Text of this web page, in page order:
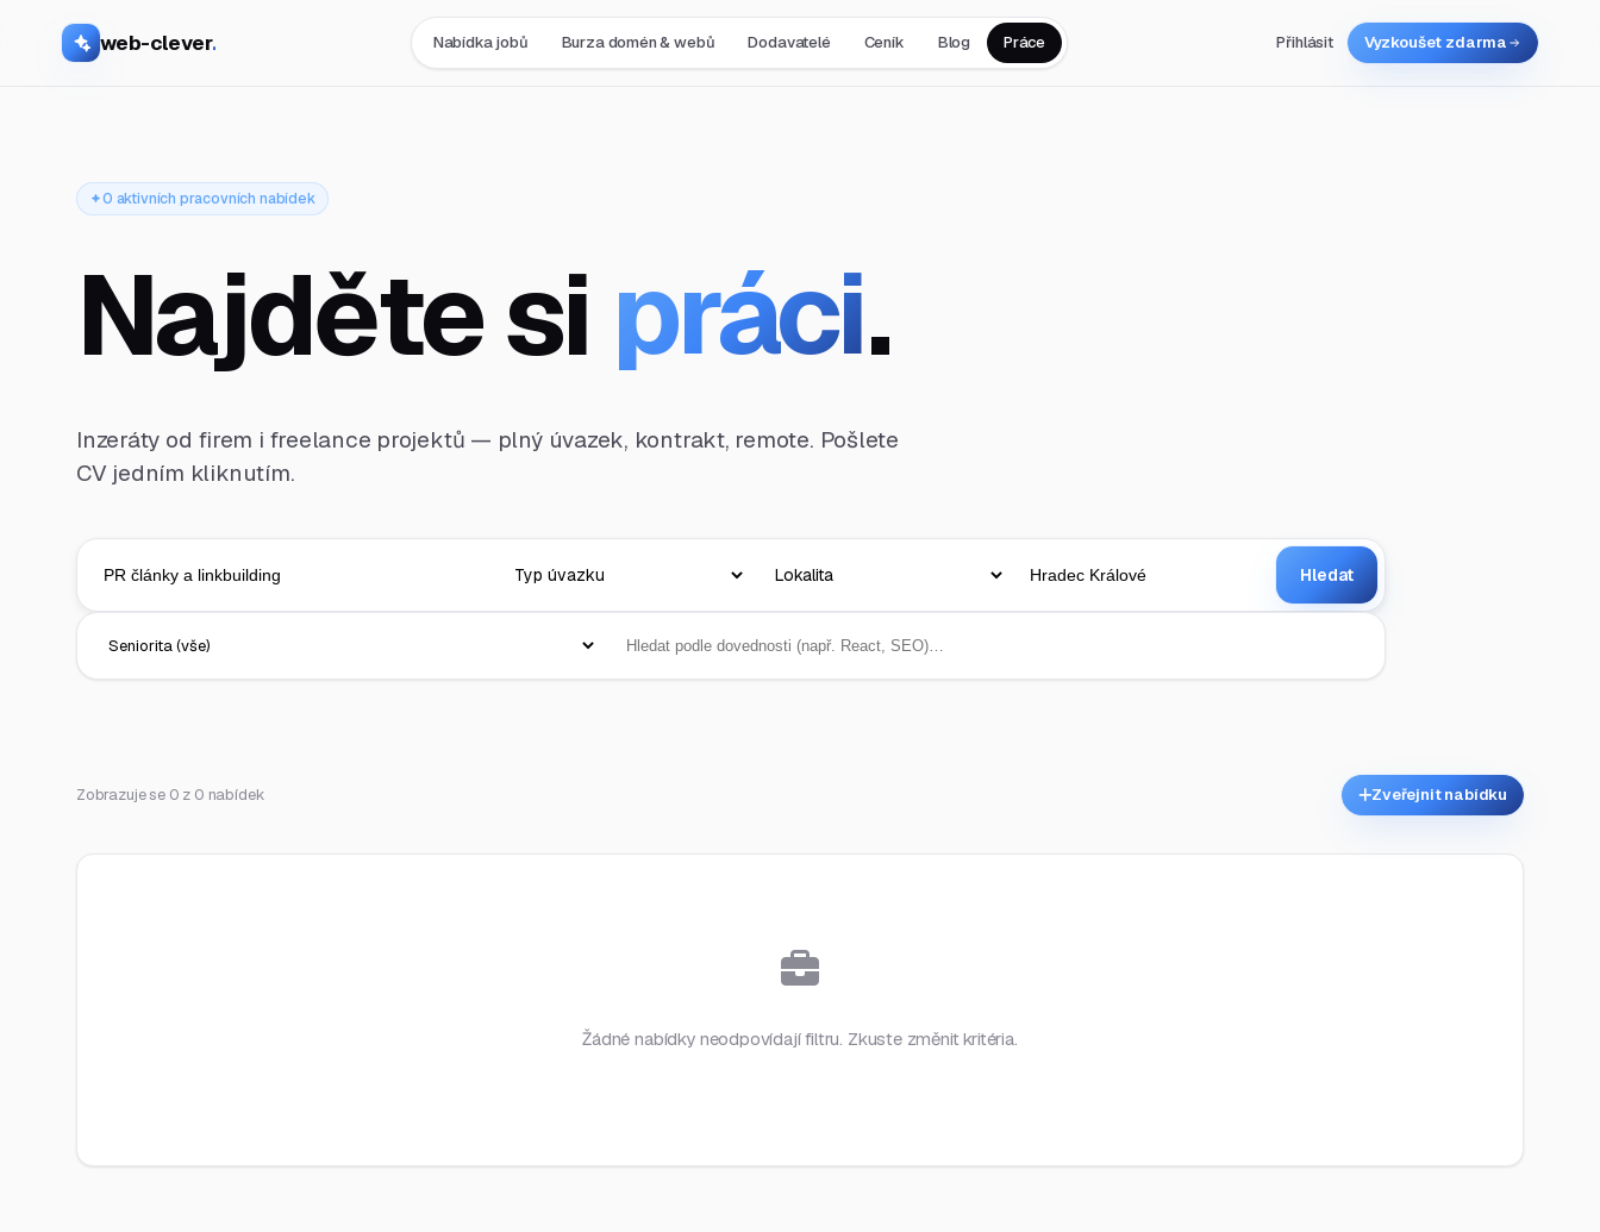
web-clever. Nabídka jobů Burza domén & webů Dodavatelé Ceník Blog Práce Přihlásit Vyzkoušet zdarma
0 aktivních pracovních nabídek
Najděte si práci.
Inzeráty od firem i freelance projektů — plný úvazek, kontrakt, remote. Pošlete
CV jedním kliknutím.
Hledat
Zobrazuje se 0 z 0 nabídek Zveřejnit nabídku
Žádné nabídky neodpovídají filtru. Zkuste změnit kritéria.